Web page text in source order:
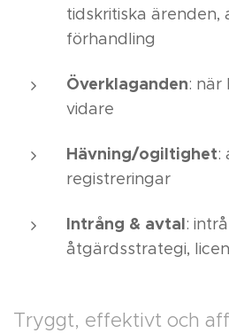
tidskritiska ärenden,
förhandling
Överklaganden: när
vidare
Hävning/ogiltighet:
registreringar
Intrång & avtal:
åtgärdsstrategi,
Tryggt, effektivt och